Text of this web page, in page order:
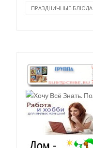
ПРАЗДНИЧНЫЕ БЛЮДА